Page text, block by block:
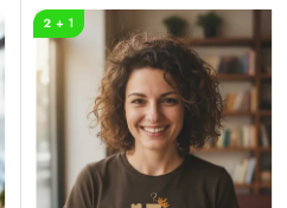
2 + 1